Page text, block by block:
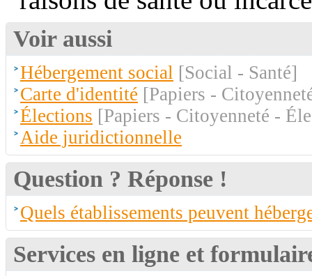
Voir aussi
Hébergement social [Social - Santé]
Carte d'identité [Papiers -
Élections [Papiers - Citoyenneté -
Aide juridictionnelle
Question ? Réponse !
Quels établissements peuvent
Services en ligne et